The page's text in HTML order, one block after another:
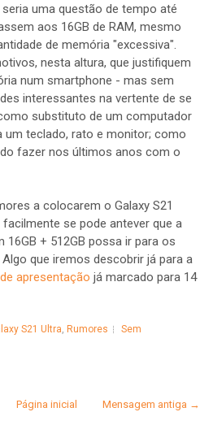
uma questão de tempo até
aos 16GB de RAM, mesmo
de memória "excessiva".
nesta altura, que justifiquem
num smartphone - mas sem
interessantes na vertente de se
substituto de um computador
um teclado, rato e monitor; como
fazer nos últimos anos com o
a colocarem o Galaxy S21
se pode antever que a
+ 512GB possa ir para os
que iremos descobrir já para a
apresentação já marcado para 14
S21 Ultra Rumores
Sem
Mensagem antiga →
Página inicial